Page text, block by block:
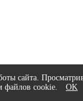
сайта.
файлов cookie.
OK